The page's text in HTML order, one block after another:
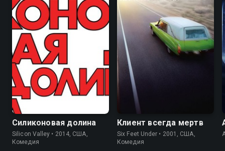
8.4 8.5
Силиконовая долина
Silicon Valley • 2014, США,
Комедия
7.9
Клиент всегда мертв
Six Feet Under • 2001, США,
Комедия